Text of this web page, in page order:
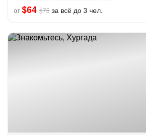
от$64 $75 за всё до 3 чел.